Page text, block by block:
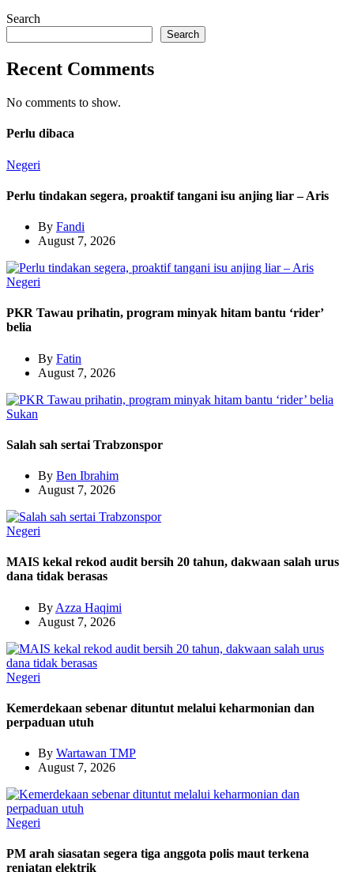
Search
Search
Recent Comments
No comments to show.
Perlu dibaca
Negeri
Perlu tindakan segera, proaktif tangani isu anjing liar – Aris
By Fandi
August 7, 2026
Negeri
PKR Tawau prihatin, program minyak hitam bantu ‘rider’
belia
By Fatin
August 7, 2026
Sukan
Salah sah sertai Trabzonspor
By Ben Ibrahim
August 7, 2026
Negeri
MAIS kekal rekod audit bersih 20 tahun, dakwaan salah urus
dana tidak berasas
By Azza Haqimi
August 7, 2026
Negeri
Kemerdekaan sebenar dituntut melalui keharmonian dan
perpaduan utuh
By Wartawan TMP
August 7, 2026
Negeri
PM arah siasatan segera tiga anggota polis maut terkena
renjatan elektrik